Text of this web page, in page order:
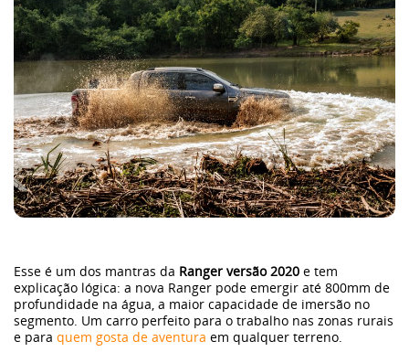
Esse é um dos mantras da Ranger versão 2020 e tem
explicação lógica: a nova Ranger pode emergir até 800mm de
profundidade na água, a maior capacidade de imersão no
segmento. Um carro perfeito para o trabalho nas zonas rurais
e para quem gosta de aventura em qualquer terreno.